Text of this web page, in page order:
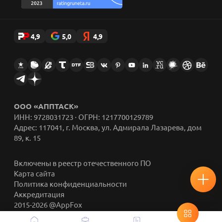
4,9 5,0 4,9
ООО «АППТАСК»
ИНН: 9728031723 · ОГРН: 1217700129789
Адрес: 117041, г. Москва, ул. Адмирала Лазарева, дом
89, к. 15
2015-2026 @AppFox
Аккредитация
Политика конфиденциальности
Карта сайта
Включены в реестр отечественного ПО